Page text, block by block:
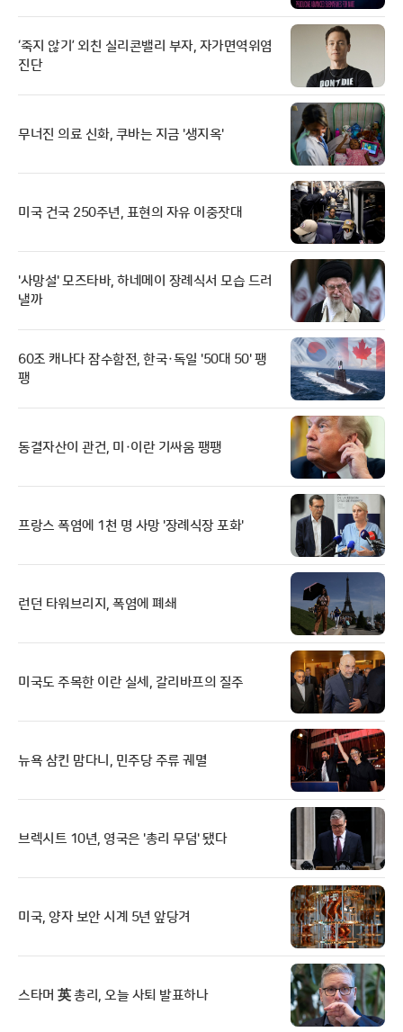
‘죽지 않기’ 외친 실리콘밸리 부자, 자가면역위염
진단
무너진 의료 신화, 쿠바는 지금 '생지옥'
미국 건국 250주년, 표현의 자유 이중잣대
'사망설' 모즈타바, 하네메이 장례식서 모습 드러
낼까
60조 캐나다 잠수함전, 한국·독일 '50대 50' 팽
팽
동결자산이 관건, 미·이란 기싸움 팽팽
프랑스 폭염에 1천 명 사망 '장례식장 포화'
런던 타워브리지, 폭염에 폐쇄
미국도 주목한 이란 실세, 갈리바프의 질주
뉴욕 삼킨 맘다니, 민주당 주류 궤멸
브렉시트 10년, 영국은 '총리 무덤' 됐다
미국, 양자 보안 시계 5년 앞당겨
스타머 英 총리, 오늘 사퇴 발표하나